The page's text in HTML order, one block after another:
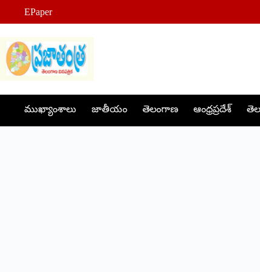
content
EPaper
ముఖ్యాంశాలు జాతీయం తెలంగాణ ఆంధ్రప్రదేశ్